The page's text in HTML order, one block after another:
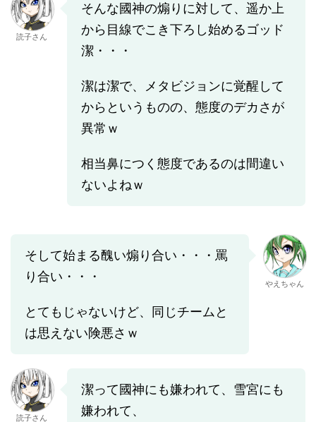
読子さん
そんな國神の煽りに対して、遥か上
から目線でこき下ろし始めるゴッド
潔・・・
潔は潔で、メタビジョンに覚醒して
からというものの、態度のデカさが
異常ｗ
相当鼻につく態度であるのは間違い
ないよねｗ
そして始まる醜い煽り合い・・・罵
り合い・・・
とてもじゃないけど、同じチームと
は思えない険悪さｗ
やえちゃん
読子さん
潔って國神にも嫌われて、雪宮にも
嫌われて、